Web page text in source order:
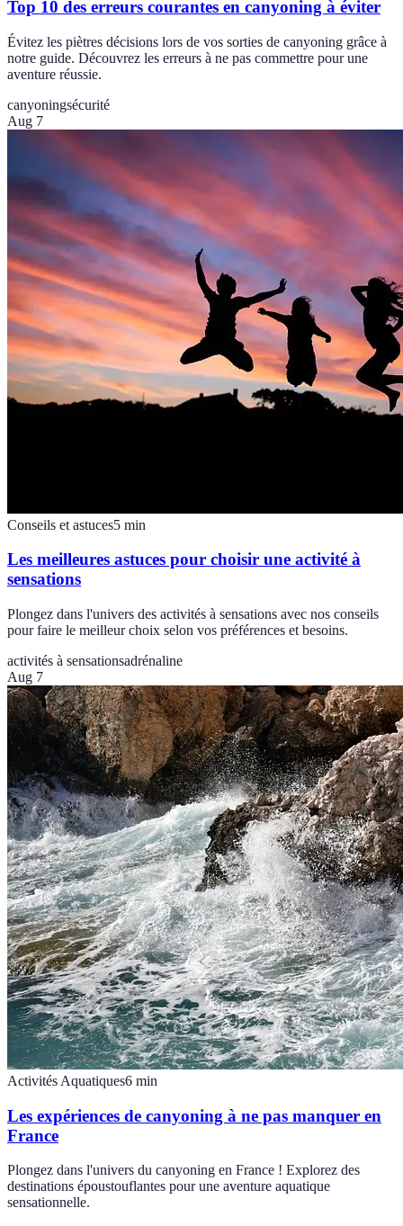
Top 10 des erreurs courantes en canyoning à éviter
Évitez les piètres décisions lors de vos sorties de canyoning grâce à
notre guide. Découvrez les erreurs à ne pas commettre pour une
aventure réussie.
canyoningsécurité
Aug 7
Conseils et astuces5 min
Les meilleures astuces pour choisir une activité à
sensations
Plongez dans l'univers des activités à sensations avec nos conseils
pour faire le meilleur choix selon vos préférences et besoins.
activités à sensationsadrénaline
Aug 7
Activités Aquatiques6 min
Les expériences de canyoning à ne pas manquer en
France
Plongez dans l'univers du canyoning en France ! Explorez des
destinations époustouflantes pour une aventure aquatique
sensationnelle.